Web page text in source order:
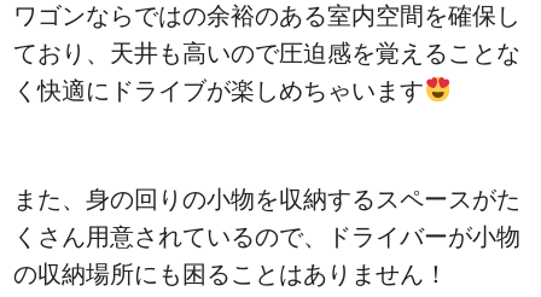
ワゴンならではの余裕のある室内空間を確保し
ており、天井も高いので圧迫感を覚えることな
く快適にドライブが楽しめちゃいます
また、身の回りの小物を収納するスペースがた
くさん用意されているので、ドライバーが小物
の収納場所にも困ることはありません！